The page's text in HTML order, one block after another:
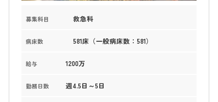
募集科目 救急科
病床数 581床（一般病床数：581）
給与 1200万
勤務日数 週4.5日～5日